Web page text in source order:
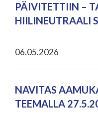
PÄIVITETTIIN –
HIILINEUTRAALI
06.05.2026
NAVITAS
TEEMALLA